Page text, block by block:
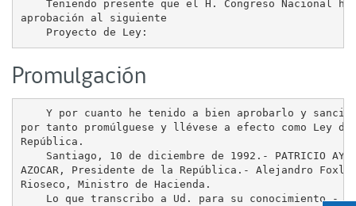
Teniendo presente que el H. Congreso Nacional ha
aprobación al siguiente
Promulgación
Y por cuanto he tenido a bien aprobarlo y
por tanto promúlguese y llévese a efecto como Ley
República.
Santiago, 10 de diciembre de 1992.- PATRICIO
AZOCAR, Presidente de la República.- Alejandro
Rioseco, Ministro de Hacienda.
Lo que transcribo a Ud. para su conocimiento.-